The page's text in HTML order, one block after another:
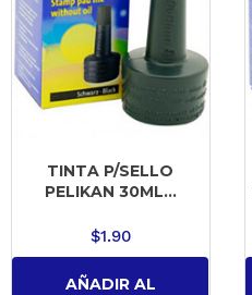
TINTA P/SELLO
PELIKAN 30ML...
$1.90
AÑADIR AL